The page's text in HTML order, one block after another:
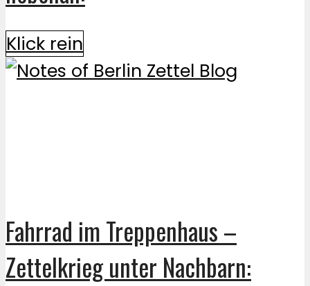
Klick rein
Fahrrad im Treppenhaus –
Zettelkrieg unter Nachbarn: